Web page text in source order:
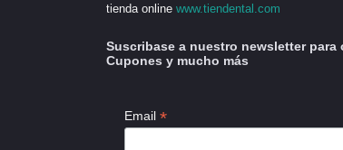
tienda online www.tiendental.com
Suscribase a nuestro newsletter
Cupones y mucho más
Email *